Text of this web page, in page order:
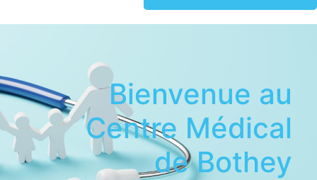
Bienvenue au
Centre Médical
de Bothey